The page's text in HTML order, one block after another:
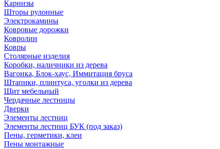
Карнизы
Шторы рулонные
Электрокамины
Ковровые дорожки
Ковролин
Ковры
Столярные изделия
Коробки, наличники из дерева
Вагонка, Блок-хаус, Иммитация бруса
Штапики, плинтуса, уголки из дерева
Щит мебельный
Чердачные лестницы
Дверки
Элементы лестниц
Элементы лестниц БУК (под заказ)
Пены, герметики, клеи
Пены монтажные